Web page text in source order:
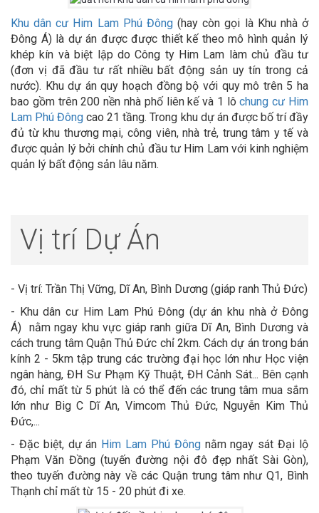
Khu dân cư Him Lam Phú Đông(hay còn gọi là Khu nhà ở
Đông Á) là dự án được được thiết kế theo mô hình quản lý
khép kín và biệt lập do Công ty Him Lam làm chủ đầu tư
(đơn vị đã đầu tư rất nhiều bất động sản uy tín trong cả
nước). Khu dự án quy hoạch đồng bộ với quy mô trên 5 ha
bao gồm trên 200 nền nhà phố liên kế và 1 lôchung cư Him
Lam Phú Đông cao 21 tầng. Trong khu dự án được bố trí đầy
đủ từ khu thương mại, công viên, nhà trẻ, trung tâm y tế và
được quản lý bởi chính chủ đầu tư Him Lam với kinh nghiệm
quản lý bất động sản lâu năm.
Vị trí Dự Án
- Vị trí: Trần Thị Vững, Dĩ An, Bình Dương (giáp ranh Thủ Đức)
- Khu dân cư Him Lam Phú Đông (dự án khu nhà ở Đông
Á) nằm ngay khu vực giáp ranh giữa Dĩ An, Bình Dương và
cách trung tâm Quận Thủ Đức chỉ 2km. Cách dự án trong bán
kính 2 - 5km tập trung các trường đại học lớn như Học viện
ngân hàng, ĐH Sư Phạm Kỹ Thuật, ĐH Cảnh Sát... Bên cạnh
đó, chỉ mất từ 5 phút là có thể đến các trung tâm mua sắm
lớn như Big C Dĩ An, Vimcom Thủ Đức, Nguyễn Kim Thủ
Đức,...
- Đặc biệt, dự án Him Lam Phú Đôngnằm ngay sát Đại lộ
Phạm Văn Đồng (tuyến đường nội đô đẹp nhất Sài Gòn),
theo tuyến đường này về các Quận trung tâm như Q1, Bình
Thạnh chỉ mất từ 15 - 20 phút đi xe.